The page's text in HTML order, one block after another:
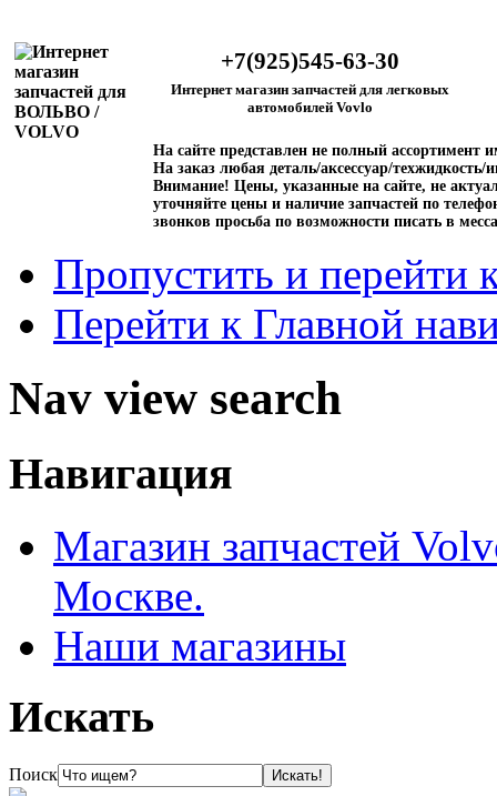
+7(925)545-63-30
Интернет магазин запчастей для легковых
автомобилей Vovlo
На сайте представлен не полный ассортимент
На заказ любая деталь/аксессуар/техжидкость/
Внимание! Цены, указанные на сайте, не
уточняйте цены и наличие запчастей по
звонков просьба по возможности писать в
Пропустить и перейти
Перейти к Главной
Nav view search
Навигация
Магазин запчастей
Москве.
Наши магазины
Искать
Поиск